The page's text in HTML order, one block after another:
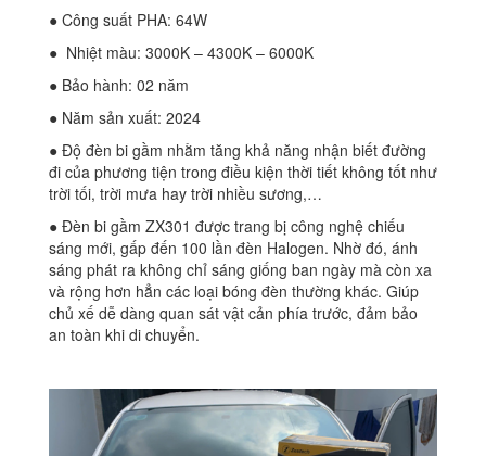
● Công suất PHA: 64W
● Nhiệt màu: 3000K – 4300K – 6000K
● Bảo hành: 02 năm
● Năm sản xuất: 2024
● Độ đèn bi gầm nhằm tăng khả năng nhận biết đường
đi của phương tiện trong điều kiện thời tiết không tốt như
trời tối, trời mưa hay trời nhiều sương,…
● Đèn bi gầm ZX301 được trang bị công nghệ chiếu
sáng mới, gấp đến 100 lần đèn Halogen. Nhờ đó, ánh
sáng phát ra không chỉ sáng giống ban ngày mà còn xa
và rộng hơn hẳn các loại bóng đèn thường khác. Giúp
chủ xế dễ dàng quan sát vật cản phía trước, đảm bảo
an toàn khi di chuyển.